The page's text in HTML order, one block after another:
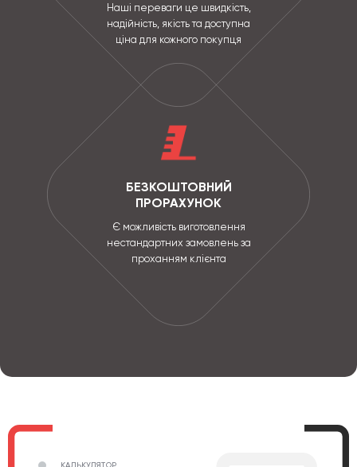
Наші переваги це швидкість,
надійність, якість та доступна
ціна для кожного покупця
БЕЗКОШТОВНИЙ
ПРОРАХУНОК
Є можливість виготовлення
нестандартних замовлень за
проханням клієнта
КАЛЬКУЛЯТОР